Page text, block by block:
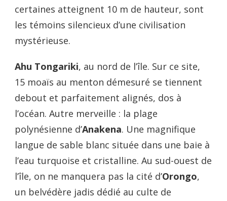
certaines atteignent 10 m de hauteur, sont
les témoins silencieux d’une civilisation
mystérieuse.
Ahu Tongariki, au nord de l’île. Sur ce site,
15 moaïs au menton démesuré se tiennent
debout et parfaitement alignés, dos à
l’océan. Autre merveille : la plage
polynésienne d’Anakena. Une magnifique
langue de sable blanc située dans une baie à
l’eau turquoise et cristalline. Au sud-ouest de
l’île, on ne manquera pas la cité d’Orongo,
un belvédère jadis dédié au culte de